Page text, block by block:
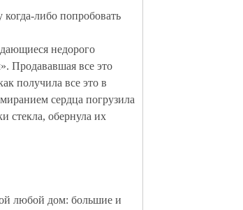
либо попробовать
недорого
Продававшая все это
получила все это в
сердца погрузила
стекла, обернула их
любой дом: большие и